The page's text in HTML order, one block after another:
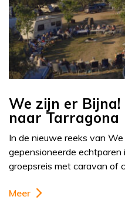
We zijn er Bijna!
naar Tarragona
In de nieuwe reeks van
gepensioneerde echtparen
groepsreis met caravan of
Meer